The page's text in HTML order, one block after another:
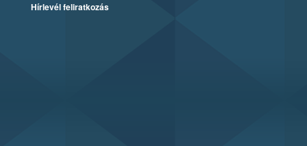
Hírlevél feliratkozás